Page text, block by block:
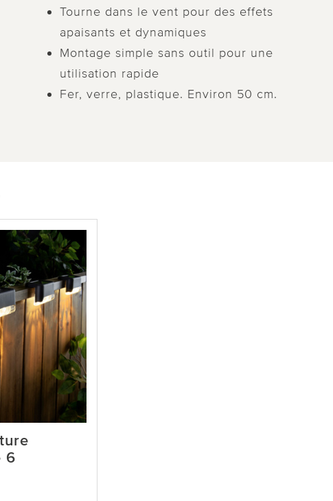
Tourne dans le vent pour des effets
apaisants et dynamiques
Montage simple sans outil pour une
utilisation rapide
Fer, verre, plastique. Environ 50 cm.
6